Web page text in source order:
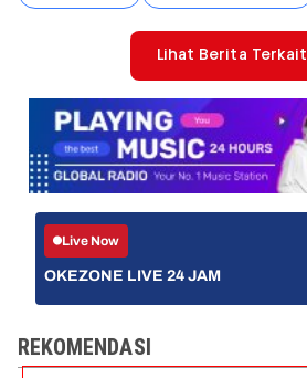
Lihat Berita Terkait
Live Now
OKEZONE LIVE 24 JAM